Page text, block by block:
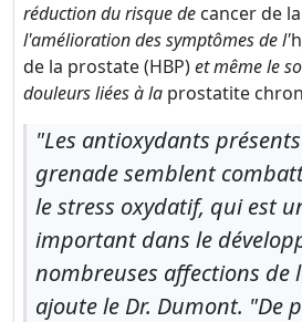
réduction du risque de cancer de
l'amélioration des symptômes de l'
de la prostate (HBP)et même le
douleurs liées à la prostatite
"Les antioxydants
grenade semblent
le stress oxydatif, qui est
important dans le
nombreuses affections de
ajoute le Dr. Dumont. "De